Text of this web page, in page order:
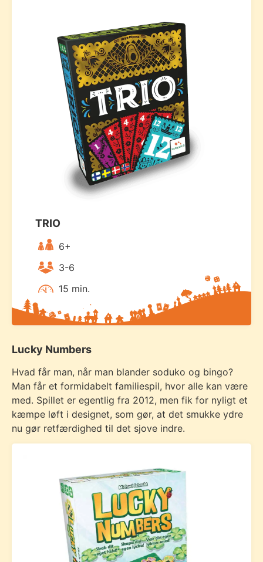
TRIO
6+
3-6
15 min.
Lucky Numbers
Hvad får man, når man blander soduko og bingo?
Man får et formidabelt familiespil, hvor alle kan være
med. Spillet er egentlig fra 2012, men fik for nyligt et
kæmpe løft i designet, som gør, at det smukke ydre
nu gør retfærdighed til det sjove indre.